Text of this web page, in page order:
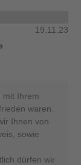
19.11.23
mit Ihrem
waren.
Ihnen von
sowie
dürfen wir